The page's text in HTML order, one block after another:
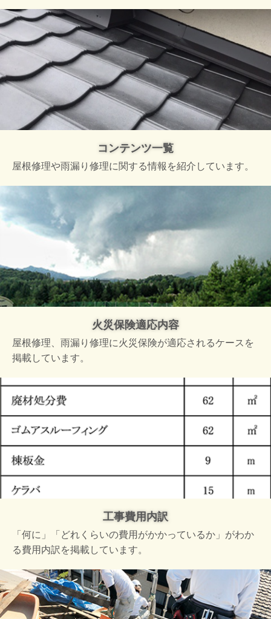
コンテンツ一覧
屋根修理や雨漏り修理に関する情報を紹介しています。
火災保険適応内容
屋根修理、雨漏り修理に火災保険が適応されるケースを
掲載しています。
工事費用内訳
「何に」「どれくらいの費用がかかっているか」がわか
る費用内訳を掲載しています。